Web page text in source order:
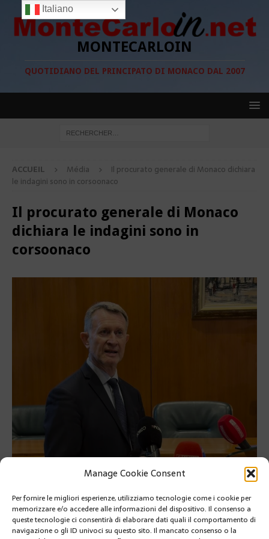
Manage Cookie Consent
Per fornire le migliori esperienze, utilizziamo tecnologie come i cookie per
memorizzare e/o accedere alle informazioni del dispositivo. Il consenso a
queste tecnologie ci consentirà di elaborare dati quali il comportamento di
navigazione o gli ID univoci su questo sito. Il mancato consenso o la
MONTECARLOIN
QUOTIDIANO DEL PRINCIPATO DI MONACO DAL 2007
ACCUEIL Média
Il procurato generale di Monaco dichiara
le indagini sono in corsoonaco
Il procurato generale di Monaco
dichiara le indagini sono in
corsoonaco
Conferenza stampa del Procuratore Generale di Monaco,
Italiano